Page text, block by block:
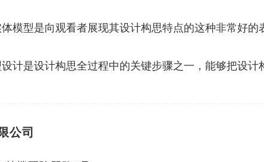
模型是向观看者展现其设计构思特点的这种非常好
计是设计构思全过程中的关键步骤之一，能够把设
公司